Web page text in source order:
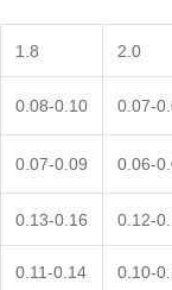
1.8 2.0
0.08-0.10 0.07-
0.07-0.09 0.06-
0.13-0.16 0.12-
0.11-0.14 0.10-